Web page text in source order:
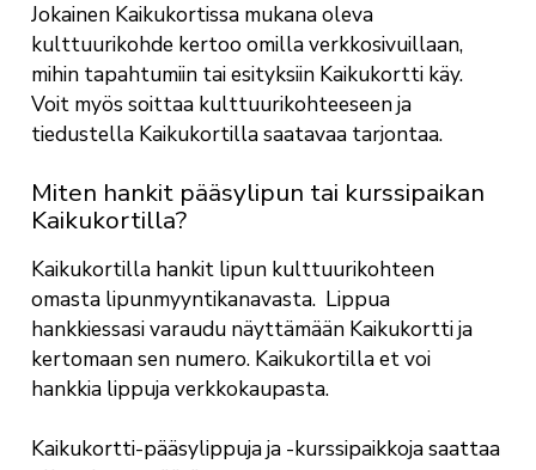
Jokainen Kaikukortissa mukana oleva
kulttuurikohde kertoo omilla verkkosivuillaan,
mihin tapahtumiin tai esityksiin Kaikukortti käy.
Voit myös soittaa kulttuurikohteeseen ja
tiedustella Kaikukortilla saatavaa tarjontaa.
Miten hankit pääsylipun tai kurssipaikan
Kaikukortilla?
Kaikukortilla hankit lipun kulttuurikohteen
omasta lipunmyyntikanavasta. Lippua
hankkiessasi varaudu näyttämään Kaikukortti ja
kertomaan sen numero. Kaikukortilla et voi
hankkia lippuja verkkokaupasta.
Kaikukortti-pääsylippuja ja -kurssipaikkoja saattaa